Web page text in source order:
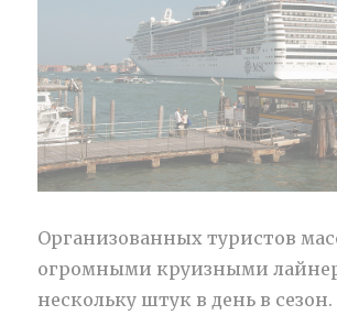
Организованных туристов
огромными круизными
нескольку штук в день в сезон.